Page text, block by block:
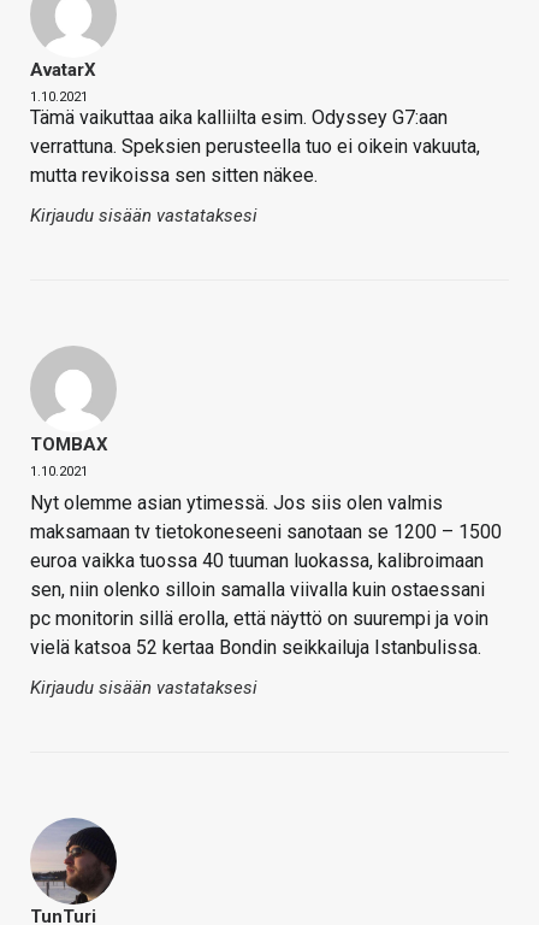
AvatarX
1.10.2021
Tämä vaikuttaa aika kalliilta esim. Odyssey G7:aan
verrattuna. Speksien perusteella tuo ei oikein vakuuta,
mutta revikoissa sen sitten näkee.
Kirjaudu sisään vastataksesi
TOMBAX
1.10.2021
Nyt olemme asian ytimessä. Jos siis olen valmis
maksamaan tv tietokoneseeni sanotaan se 1200 – 1500
euroa vaikka tuossa 40 tuuman luokassa, kalibroimaan
sen, niin olenko silloin samalla viivalla kuin ostaessani
pc monitorin sillä erolla, että näyttö on suurempi ja voin
vielä katsoa 52 kertaa Bondin seikkailuja Istanbulissa.
Kirjaudu sisään vastataksesi
TunTuri